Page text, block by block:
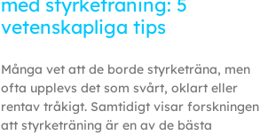
med styrketräning: 5
vetenskapliga tips
Många vet att de borde styrketräna, men
ofta upplevs det som svårt, oklart eller
rentav tråkigt. Samtidigt visar forskningen
att styrketräning är en av de bästa